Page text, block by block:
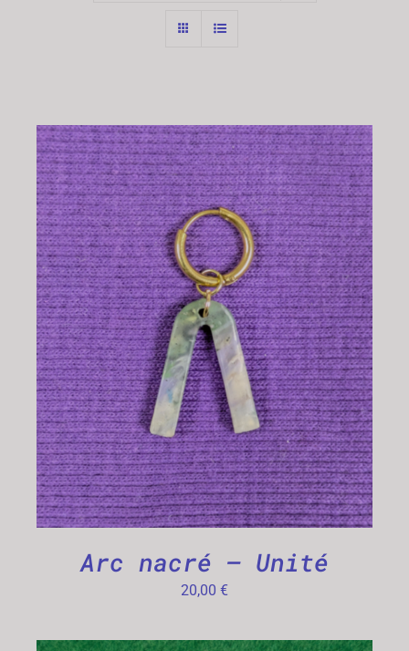
CHOIX DES OPTIONS
/
DÉTAILS
Arc nacré – Unité
20,00 €